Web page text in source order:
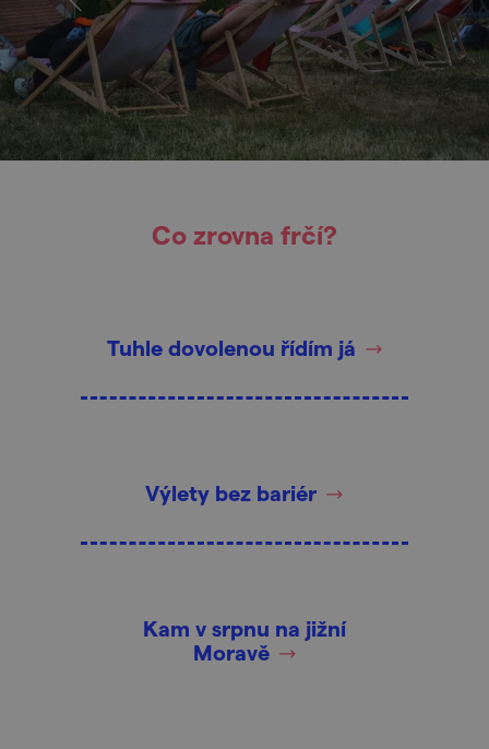
Co zrovna frčí?
Tuhle dovolenou řídím já
Výlety bez bariér
Kam v srpnu na jižní
Moravě